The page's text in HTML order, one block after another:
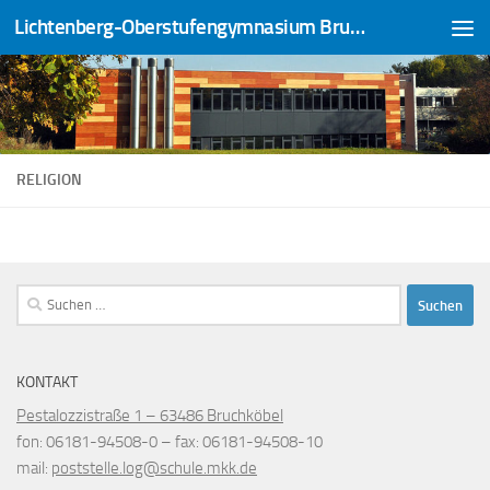
Zum Inhalt springen Lichtenberg-Oberstufengymnasium Bruchköbel
RELIGION
Suchen
nach:
KONTAKT
Pestalozzistraße 1 – 63486 Bruchköbel
fon: 06181-94508-0 – fax: 06181-94508-10
mail: poststelle.log@schule.mkk.de